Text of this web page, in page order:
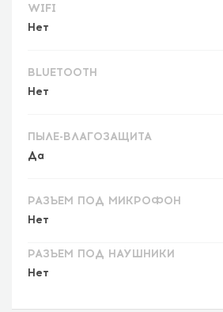
WIFI
Нет
BLUETOOTH
Нет
ПЫЛЕ-ВЛАГОЗАЩИТА
Да
РАЗЪЕМ ПОД МИКРОФОН
Нет
РАЗЪЕМ ПОД НАУШНИКИ
Нет